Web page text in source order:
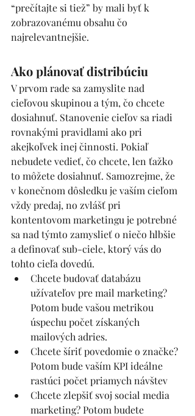
“prečítajte si tiež” by mali byť k
zobrazovanému obsahu čo
najrelevantnejšie.
Ako plánovať distribúciu
V prvom rade sa zamyslite nad
cieľovou skupinou a tým, čo chcete
dosiahnuť. Stanovenie cieľov sa riadi
rovnakými pravidlami ako pri
akejkoľvek inej činnosti. Pokiaľ
nebudete vedieť, čo chcete, len ťažko
to môžete dosiahnuť. Samozrejme, že
v konečnom dôsledku je vaším cieľom
vždy predaj, no zvlášť pri
kontentovom marketingu je potrebné
sa nad týmto zamyslieť o niečo hlbšie
a definovať sub-ciele, ktorý vás do
tohto cieľa dovedú.
Chcete budovať databázu
užívateľov pre mail marketing?
Potom bude vašou metrikou
úspechu počet získaných
mailových adries.
Chcete šíriť povedomie o značke?
Potom bude vaším KPI ideálne
rastúci počet priamych návštev
Chcete zlepšiť svoj social media
marketing? Potom budete